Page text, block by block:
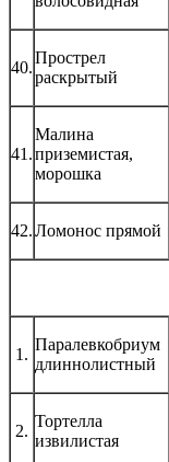
40.
Прострел
раскрытый
41.
Малина
приземистая,
морошка
42.Ломонос прямой
1.
Паралевкобриум
длиннолистный
2.
Тортелла
извилистая